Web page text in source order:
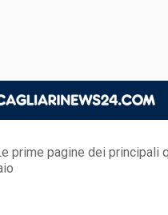
prime pagine dei principali